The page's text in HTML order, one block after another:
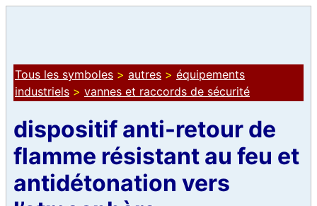
Tous les symboles > autres > équipements
industriels > vannes et raccords de sécurité
dispositif anti-retour de
flamme résistant au feu et
antidétonation vers